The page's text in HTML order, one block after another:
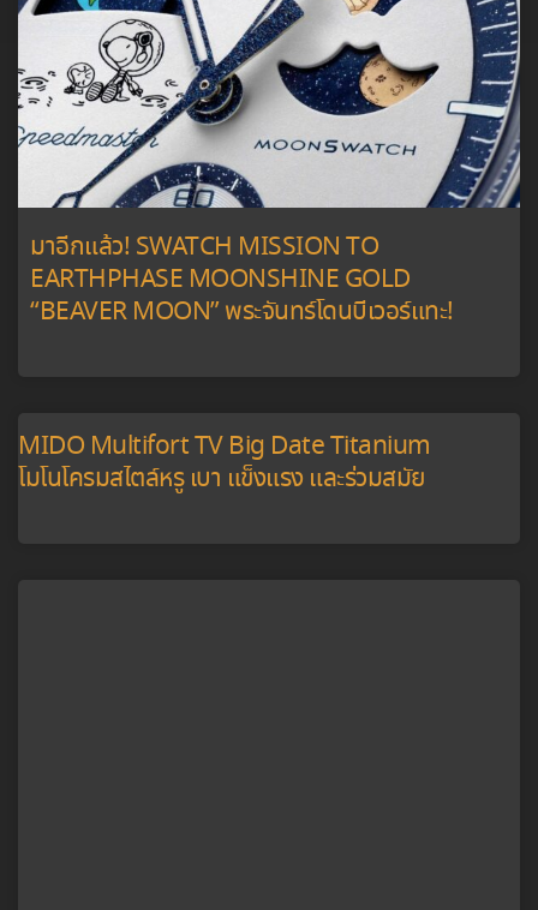
มาอีกแล้ว! SWATCH MISSION TO
EARTHPHASE MOONSHINE GOLD
“BEAVER MOON” พระจันทร์โดนบีเวอร์แทะ!
MIDO Multifort TV Big Date Titanium
โมโนโครมสไตล์หรู เบา แข็งแรง และร่วมสมัย